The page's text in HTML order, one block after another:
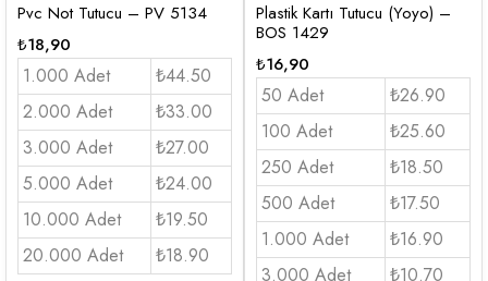
Pvc Not Tutucu – PV 5134
₺18,90
1.000 Adet
₺44.50
2.000 Adet
₺33.00
3.000 Adet
₺27.00
5.000 Adet
₺24.00
10.000 Adet
₺19.50
20.000 Adet
₺18.90
Plastik Kartı Tutucu (Yoyo) –
BOS 1429
₺16,90
50 Adet
₺26.90
100 Adet
₺25.60
250 Adet
₺18.50
500 Adet
₺17.50
1.000 Adet
₺16.90
3.000 Adet
₺10.70